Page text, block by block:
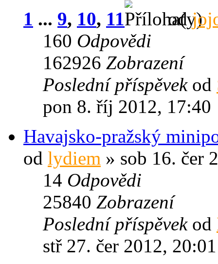
1 ... 9, 10, 11 od
160 Odpovědi
162926 Zobrazení
Poslední příspěvek od
pon 8. říj 2012, 17:40
Havajsko-pražský
od lydiem » sob 16. čer
14 Odpovědi
25840 Zobrazení
Poslední příspěvek od
stř 27. čer 2012, 20:01